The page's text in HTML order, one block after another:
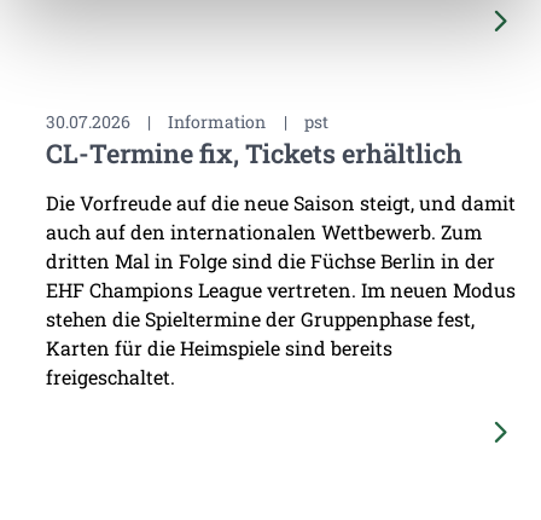
30.07.2026 | Information | pst
CL-Termine fix, Tickets erhältlich
Die Vorfreude auf die neue Saison steigt, und damit
auch auf den internationalen Wettbewerb. Zum
dritten Mal in Folge sind die Füchse Berlin in der
EHF Champions League vertreten. Im neuen Modus
stehen die Spieltermine der Gruppenphase fest,
Karten für die Heimspiele sind bereits
freigeschaltet.